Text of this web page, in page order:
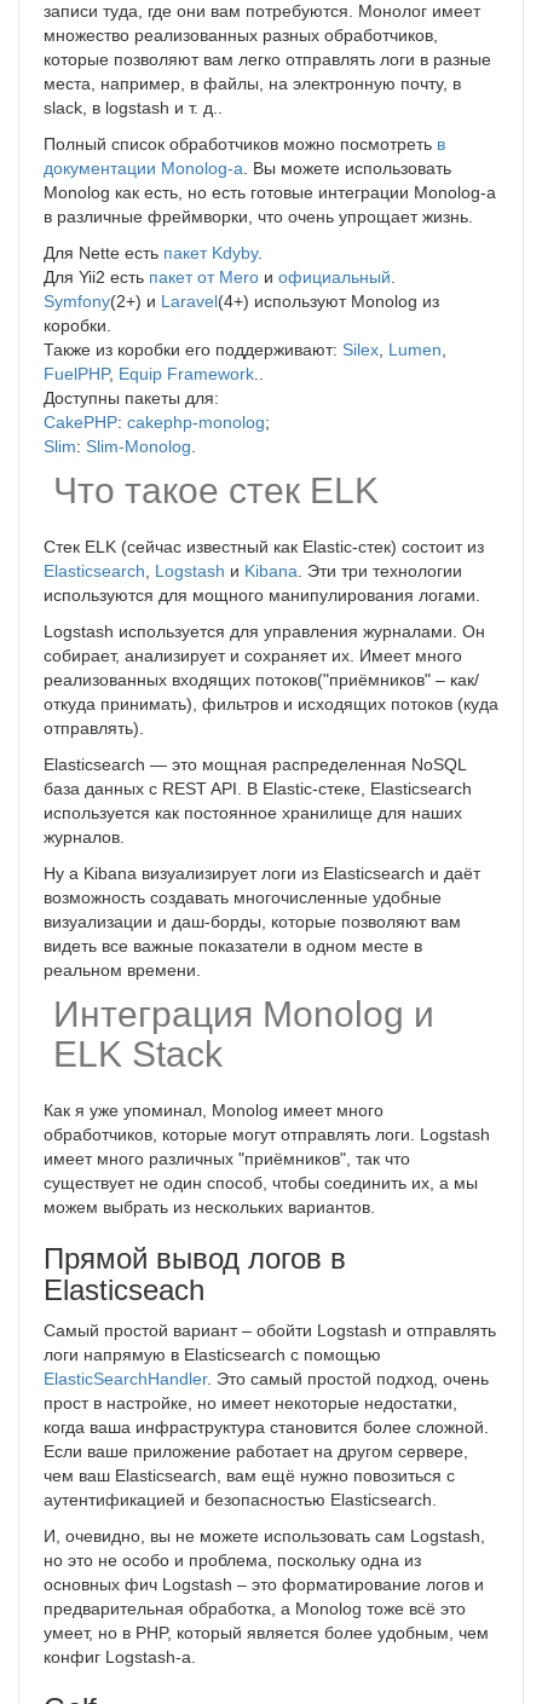
записи туда, где они вам потребуются. Монолог имеет
множество реализованных разных обработчиков,
которые позволяют вам легко отправлять логи в разные
места, например, в файлы, на электронную почту, в
slack, в logstash и т. д..
Полный список обработчиков можно посмотреть в
документации Monolog-а . Вы можете использовать
Monolog как есть, но есть готовые интеграции Monolog-а
в различные фреймворки, что очень упрощает жизнь.
Для Nette есть пакет Kdyby.
Для Yii2 есть пакет от Mero и официальный
Symfony(2+) и Laravel(4+) используют Monolog из
коробки.
Также из коробки его поддерживают: Silex Lumen
FuelPHP, Equip Framework
Доступны пакеты для:
CakePHP: cakephp-monolog;
Slim: Slim-Monolog
Что такое стек ELK
Стек ELK (сейчас известный как Elastic-стек) состоит из
Elasticsearch
Logstash и Kibana . Эти три технологии
используются для мощного манипулирования логами.
Logstash используется для управления журналами. Он
собирает, анализирует и сохраняет их. Имеет много
реализованных входящих потоков("приёмников" – как/
откуда принимать), фильтров и исходящих потоков (куда
отправлять).
Elasticsearch — это мощная распределенная NoSQL
база данных с REST API. В Elastic-стеке, Elasticsearch
используется как постоянное хранилище для наших
журналов.
Ну а Kibana визуализирует логи из Elasticsearch и даёт
возможность создавать многочисленные удобные
визуализации и даш-борды, которые позволяют вам
видеть все важные показатели в одном месте в
реальном времени.
Интеграция Monolog и
ELK Stack
Как я уже упоминал, Monolog имеет много
обработчиков, которые могут отправлять логи. Logstash
имеет много различных "приёмников", так что
существует не один способ, чтобы соединить их, а мы
можем выбрать из нескольких вариантов.
Прямой вывод логов в
Elasticseach
Самый простой вариант – обойти Logstash и отправлять
логи напрямую в Elasticsearch с помощью
ElasticSearchHandler. Это самый простой подход, очень
прост в настройке, но имеет некоторые недостатки,
когда ваша инфраструктура становится более сложной.
Если ваше приложение работает на другом сервере,
чем ваш Elasticsearch, вам ещё нужно повозиться с
аутентификацией и безопасностью Elasticsearch.
И, очевидно, вы не можете использовать сам Logstash,
но это не особо и проблема, поскольку одна из
основных фич Logstash – это форматирование логов и
предварительная обработка, а Monolog тоже всё это
умеет, но в PHP, который является более удобным, чем
конфиг Logstash-а.